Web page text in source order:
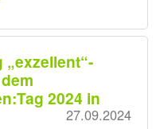
„exzellent“-
2024 in
27.09.2024